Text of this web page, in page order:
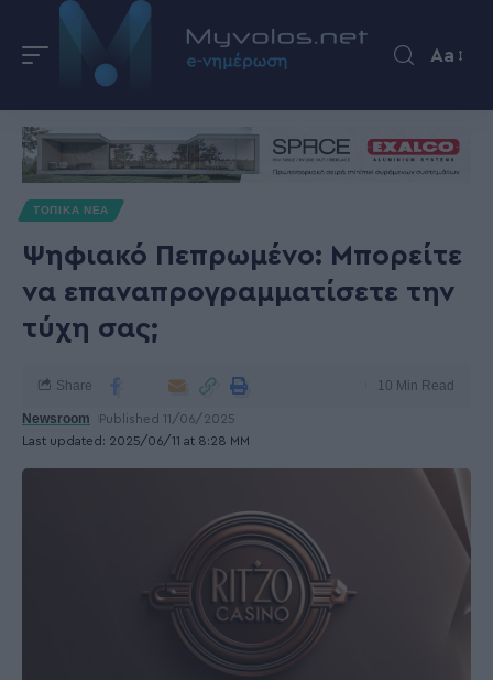
Aa
ΤΟΠΙΚΑ ΝΕΑ
Ψηφιακό Πεπρωμένο: Μπορείτε
να επαναπρογραμματίσετε την
τύχη σας;
Last updated: 2025/06/11 at 8:28 ΜΜ
Newsroom Published 11/06/2025
Share 10 Min Read